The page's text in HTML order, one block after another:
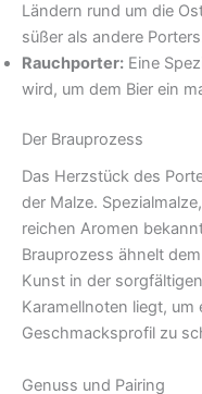
Ländern rund um die
süßer als andere
Rauchporter: Eine
wird, um dem Bier ein
Der Brauprozess
Das Herzstück des
der Malze.
reichen Aromen
Brauprozess ähnelt
Kunst in der
Karamellnoten liegt, um
Geschmacksprofil zu
Genuss und Pairing